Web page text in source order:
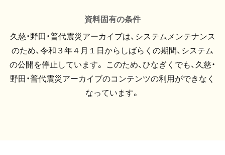
資料固有の条件
久慈・野田・普代震災アーカイブは、システムメンテナンス
のため、令和３年４月１日からしばらくの期間、システム
の公開を停止しています。 このため、ひなぎくでも、久慈・
野田・普代震災アーカイブのコンテンツの利用ができなく
なっています。